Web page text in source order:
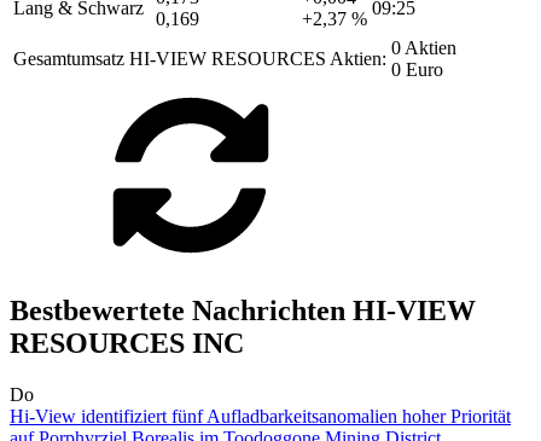
Lang & Schwarz
0,169
+2,37 %
09:25
Gesamtumsatz HI-VIEW RESOURCES Aktien:
0 Aktien
0 Euro
Bestbewertete Nachrichten HI-VIEW
RESOURCES INC
Do
Hi-View identifiziert fünf Aufladbarkeitsanomalien hoher Priorität